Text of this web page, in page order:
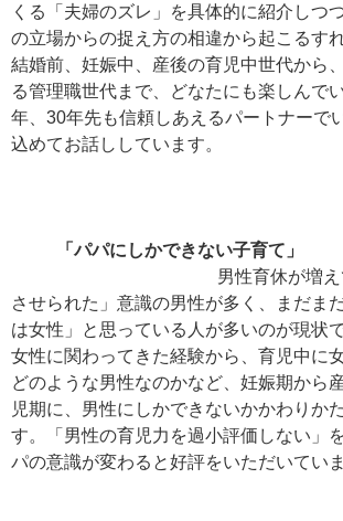
くる「夫婦のズレ」を具体的に紹介しつ
の立場からの捉え方の相違から起こるす
結婚前、妊娠中、産後の育児中世代から
る管理職世代まで、どなたにも楽しんで
年、30年先も信頼しあえるパートナーで
込めてお話ししています。
「パパにしかできない子育て」
男性育休が増
させられた」意識の男性が多く、まだま
は女性」と思っている人が多いのが現状
女性に関わってきた経験から、育児中に
どのような男性なのかなど、妊娠期から
児期に、男性にしかできないかかわりか
す。「男性の育児力を過小評価しない」
パの意識が変わると好評をいただいていま